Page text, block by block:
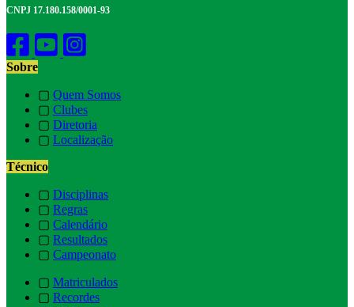
CNPJ 17.180.158/0001-93
Sobre
▢ Quem Somos
▢ Clubes
▢ Diretoria
▢ Localização
Técnico
▢ Disciplinas
▢ Regras
▢ Calendário
▢ Resultados
▢ Campeonato
▢ Matriculados
▢ Recordes